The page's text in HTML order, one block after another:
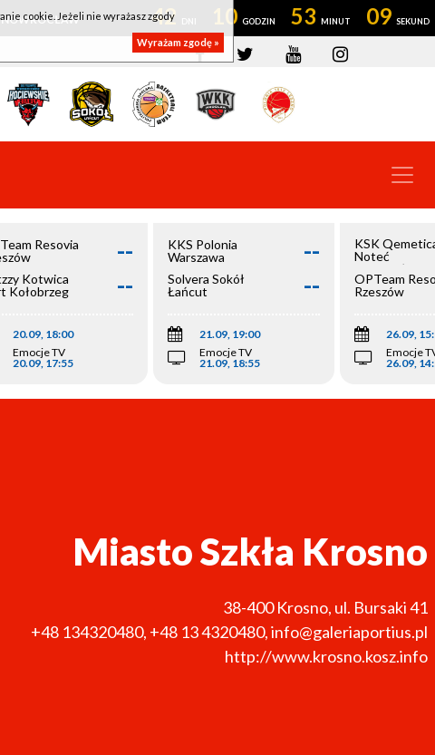
42 10 53 09
Resovia
--
Kotwica
Kołobrzeg
--
20.09, 18:00
Emocje TV
20.09, 17:55
KKS Polonia
Warszawa
--
Solvera Sokół
Łańcut
--
21.09, 19:00
Emocje TV
21.09, 18:55
KSK
Noteć
Inowrocław
OPTeam
Rzeszów
26.09,
Emocje
26.09,
Miasto Szkła Krosno
38-400 Krosno, ul. Bursaki 41
+48 134320480, +48 13 4320480,info@galeriaportius.pl
http://www.krosno.kosz.info
cookie. Jeżeli nie wyrażasz zgody
Wyrażam zgodę »